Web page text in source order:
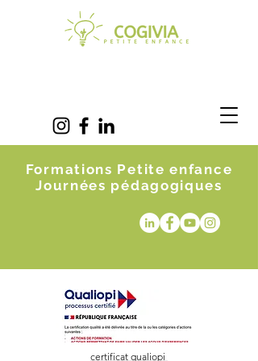
Formations Petite enfance
Journées pédagogiques
certificat qualiopi